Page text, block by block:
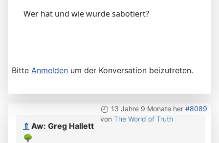
Wer hat und wie wurde sabotiert?
Bitte Anmelden um der Konversation beizutreten.
13 Jahre 9 Monate her #8089
von The World of Truth
⇑ Aw: Greg Hallett
🌳